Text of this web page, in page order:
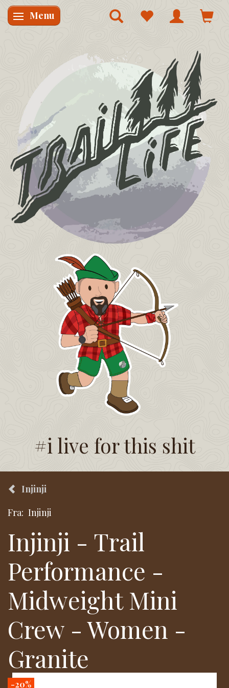
Skifte navigation
Menu
#i live for this shit
Injinji
Fra: Injinji
Injinji - Trail
Performance -
Midweight Mini
Crew - Women -
Granite
-20%